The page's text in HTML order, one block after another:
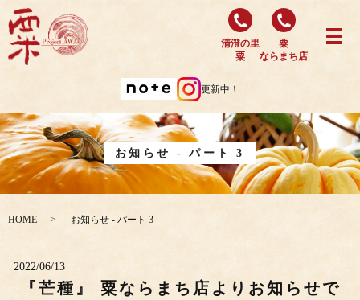
更新中！
清澄の里
粟
粟
ならまち店
お知らせ - パート 3
HOME お知らせ - パート 3
2022/06/13
『芒種』 粟ならまち店よりお知らせで